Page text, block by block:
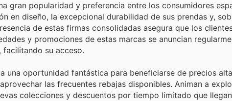
gran popularidad y preferencia entre los consumidores
en diseño, la excepcional durabilidad de sus prendas y,
de estas firmas consolidadas asegura que los
y promociones de estas marcas se anuncian
su acceso.
una oportunidad fantástica para beneficiarse de precios
las frecuentes rebajas disponibles. Animan a
colecciones y descuentos por tiempo limitado que llegan